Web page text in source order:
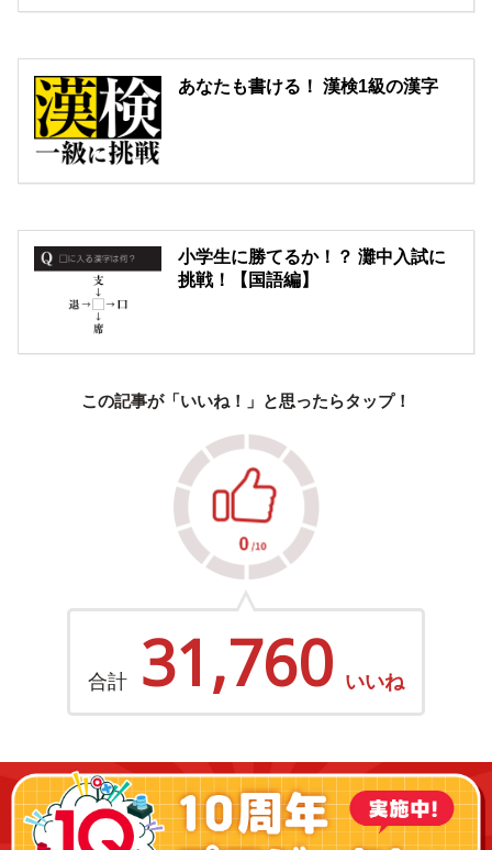
あなたも書ける！ 漢検1級の漢字
小学生に勝てるか！？ 灘中入試に
挑戦！【国語編】
この記事が「いいね！」と思ったらタップ！
合計 31,760 いいね